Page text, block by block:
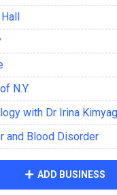
N.Y.
with Dr Irina
and Blood Disorder
ADD BUSINESS